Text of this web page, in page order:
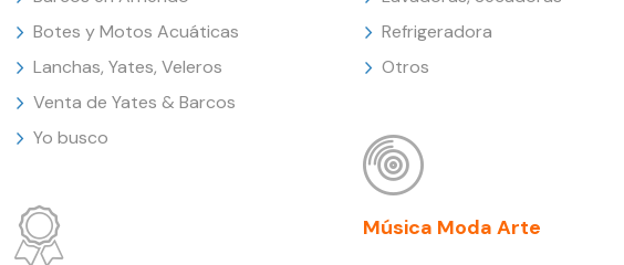
Botes y Motos Acuáticas
Lanchas, Yates, Veleros
Venta de Yates & Barcos
Yo busco
Refrigeradora
Otros
Música Moda Arte